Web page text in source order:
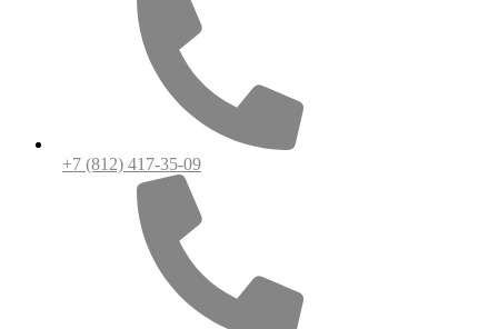
+7 (812) 417-35-09